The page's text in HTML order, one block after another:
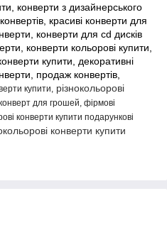
конверти з дизайнерського
красиві конверти для
конверти для cd дисків
конверти кольорові купити,
купити, декоративні
продаж конвертів,
купити,
різнокольорові
для грошей, фірмові
конверти купити подарункові
конверти купити